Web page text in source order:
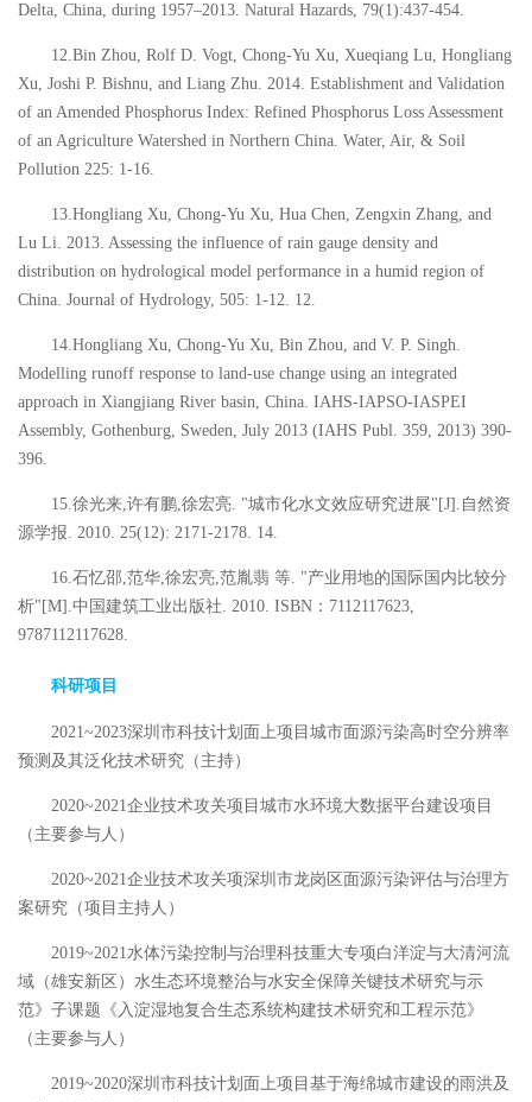
Delta, China, during 1957–2013. Natural Hazards, 79(1):437-454.
12.Bin Zhou, Rolf D. Vogt, Chong-Yu Xu, Xueqiang Lu, Hongliang
Xu, Joshi P. Bishnu, and Liang Zhu. 2014. Establishment and Validation
of an Amended Phosphorus Index: Refined Phosphorus Loss Assessment
of an Agriculture Watershed in Northern China. Water, Air, & Soil
Pollution 225: 1-16.
13.Hongliang Xu, Chong-Yu Xu, Hua Chen, Zengxin Zhang, and
Lu Li. 2013. Assessing the influence of rain gauge density and
distribution on hydrological model performance in a humid region of
China. Journal of Hydrology, 505: 1-12. 12.
14.Hongliang Xu, Chong-Yu Xu, Bin Zhou, and V. P. Singh.
Modelling runoff response to land-use change using an integrated
approach in Xiangjiang River basin, China. IAHS-IAPSO-IASPEI
Assembly, Gothenburg, Sweden, July 2013 (IAHS Publ. 359, 2013) 390-
396.
15.徐光来,许有鹏,徐宏亮. "城市化水文效应研究进展"[J]. 自然资
源学报. 2010. 25(12): 2171-2178. 14.
16.石忆邵,范华,徐宏亮,范胤翡 等. "产业用地的国际国内比较分
析"[M].中国建筑工业出版社. 2010. ISBN ： 7112117623,
9787112117628.
科研项目
2021~2023深圳市科技计划面上项目 城市面源污染高时空分辨率
预测及其泛化技术研究（主持）
2020~2021企业技术攻关项目 城市水环境大数据平台建设项目
（主要参与人）
2020~2021企业技术攻关项深圳市龙岗区面源污染评估与治理方
案研究 （项目主持人）
2019~2021水体污染控制与治理科技重大专项白洋淀与大清河流
域（雄安新区）水生态环境整治与水安全保障关键技术研究与示
范》子课题《入淀湿地复合生态系统构建技术研究和工程示范》
（主要参与人）
2019~2020深圳市科技计划面上项目 基于海绵城市建设的雨洪及